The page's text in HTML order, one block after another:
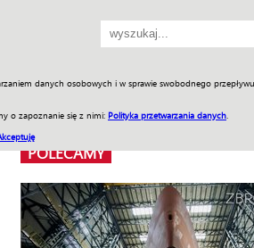
danych osobowych i w sprawie swobodnego
o zapoznanie się z nimi: Polityka przetwarzania danych
SKLEP Jednodniówki Praca w WIW
POLECAMY